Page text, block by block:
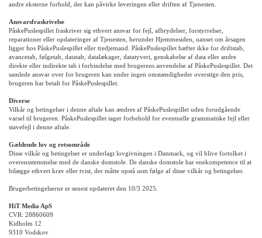
andre eksterne forhold, der kan påvirke leveringen eller driften af Tjenesten.
Ansvarsfraskrivelse
PåskePuslespillet fraskriver sig ethvert ansvar for fejl, afbrydelser, forstyrrelser,
reparationer eller opdateringer af Tjenesten, herunder Hjemmesiden, uanset om årsagen
ligger hos PåskePuslespillet eller tredjemand. PåskePuslespillet hæfter ikke for driftstab,
avancetab, følgetab, datatab, datalækager, datatyveri, genskabelse af data eller andre
direkte eller indirekte tab i forbindelse med brugerens anvendelse af PåskePuslespillet. Det
samlede ansvar over for brugeren kan under ingen omstændigheder overstige den pris,
brugeren har betalt for PåskePuslespillet.
Diverse
Vilkår og betingelser i denne aftale kan ændres af PåskePuslespillet uden forudgående
varsel til brugeren. PåskePuslespillet tager forbehold for eventuelle grammatiske fejl eller
stavefejl i denne aftale.
Gældende lov og retsområde
Disse vilkår og betingelser er underlagt lovgivningen i Danmark, og vil blive fortolket i
overensstemmelse med de danske domstole. De danske domstole har enekompetence til at
bilægge ethvert krav eller tvist, der måtte opstå som følge af disse vilkår og betingelser.
Brugerbetingelserne er senest opdateret den 10/3 2025.
HiT Media ApS
CVR: 28860609
Kidholm 12
9310 Vodskov